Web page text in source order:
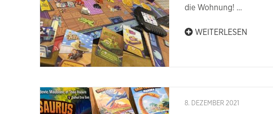
die Wohnung! …
WEITERLESEN
8. DEZEMBER 2021